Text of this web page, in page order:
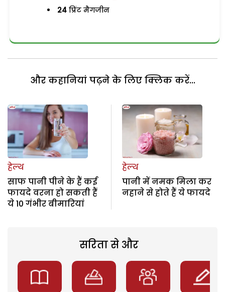
24 प्रिंट मैगजीन
और कहानियां पढ़ने के लिए क्लिक करें...
हेल्थ
साफ पानी पीने के हैं कई
फायदे वरना हो सकती हैं
ये 10 गंभीर बीमारियां
हेल्थ
पानी में नमक मिला कर
नहाने से होते हैं ये फायदे
सरिता से और